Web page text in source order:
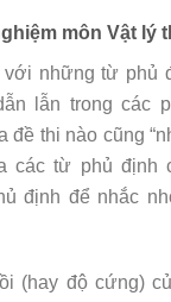
môn Vật lý
với những từ phủ
lẫn trong các
đề thi nào cũng
các từ phủ định
định để nhắc
(hay độ cứng)